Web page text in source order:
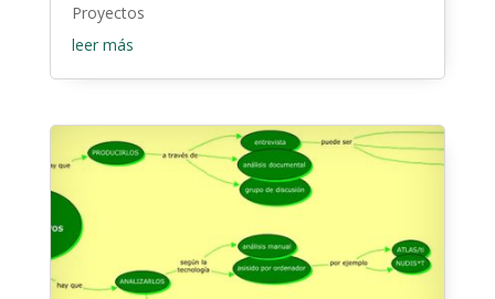
Proyectos
leer más